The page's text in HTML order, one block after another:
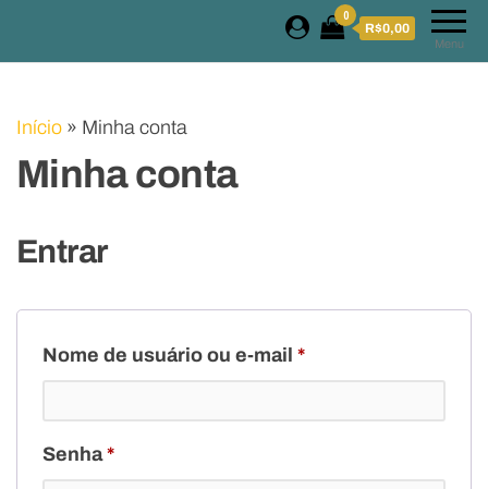
Menu
0
R$0,00
Início » Minha conta
Minha conta
Entrar
Nome de usuário ou e-mail *
Senha*